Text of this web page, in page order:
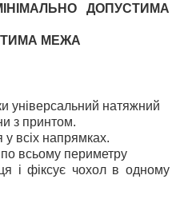
ДОПУСТИМА
МЕЖА
універсальний натяжний
з принтом.
у всіх напрямках.
всьому периметру
і фіксує чохол в одному